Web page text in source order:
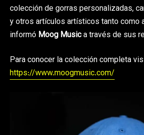
colección de gorras personalizadas,
y otros artículos artísticos tanto como
informó Moog Musica través de sus
Para conocer la colección completa
https://www.moogmusic.com/